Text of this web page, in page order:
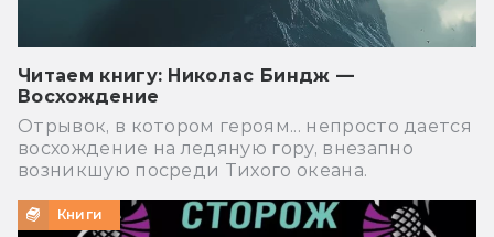
Читаем книгу: Николас Биндж —
Восхождение
Отрывок, в котором героям... непросто дается
восхождение на ледяную гору, внезапно
возникшую посреди Тихого океана.
Книги